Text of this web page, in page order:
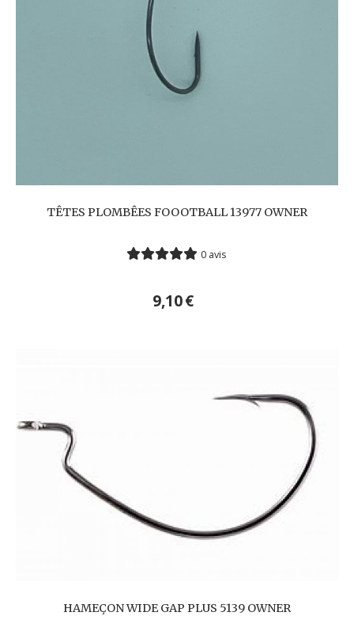
TÊTES PLOMBÊES FOOOTBALL 13977 OWNER
0 avis
9,10€
HAMEÇON WIDE GAP PLUS 5139 OWNER